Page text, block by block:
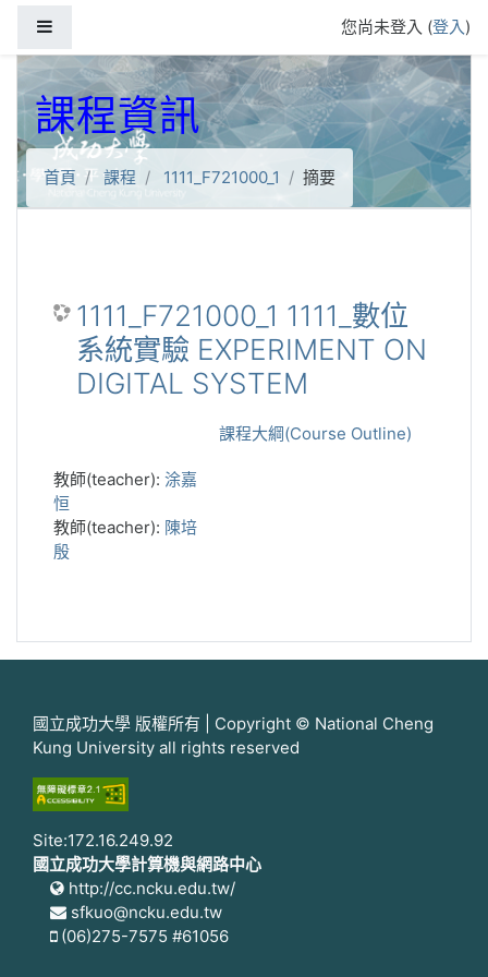
您尚未登入 (登入)
課程資訊
首頁 課程 1111_F721000_1 摘要
1111_F721000_1 1111_數位
系統實驗 EXPERIMENT ON
DIGITAL SYSTEM
課程大綱(Course Outline)
教師(teacher): 涂嘉
恒
教師(teacher): 陳培
殷
國立成功大學 版權所有 | Copyright © National Cheng
Kung University all rights reserved
Site:172.16.249.92
國立成功大學計算機與網路中心
http://cc.ncku.edu.tw/
sfkuo@ncku.edu.tw
(06)275-7575 #61056